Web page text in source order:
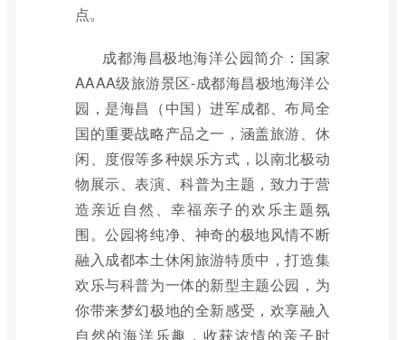
点。
成都海昌极地海洋公园简介：国家
AAAA级旅游景区-成都海昌极地海洋公
园，是海昌（中国）进军成都、布局全
国的重要战略产品之一，涵盖旅游、休
闲、度假等多种娱乐方式，以南北极动
物展示、表演、科普为主题，致力于营
造亲近自然、幸福亲子的欢乐主题氛
围。公园将纯净、神奇的极地风情不断
融入成都本土休闲旅游特质中，打造集
欢乐与科普为一体的新型主题公园，为
你带来梦幻极地的全新感受，欢享融入
自然的海洋乐趣，收获浓情的亲子时